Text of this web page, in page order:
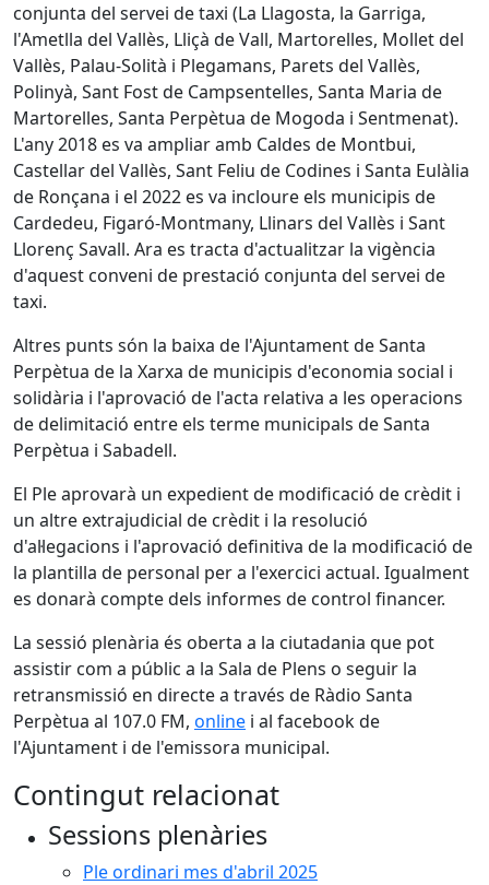
conjunta del servei de taxi (La Llagosta, la Garriga,
l'Ametlla del Vallès, Lliçà de Vall, Martorelles, Mollet del
Vallès, Palau-Solità i Plegamans, Parets del Vallès,
Polinyà, Sant Fost de Campsentelles, Santa Maria de
Martorelles, Santa Perpètua de Mogoda i Sentmenat).
L'any 2018 es va ampliar amb Caldes de Montbui,
Castellar del Vallès, Sant Feliu de Codines i Santa Eulàlia
de Ronçana i el 2022 es va incloure els municipis de
Cardedeu, Figaró-Montmany, Llinars del Vallès i Sant
Llorenç Savall. Ara es tracta d'actualitzar la vigència
d'aquest conveni de prestació conjunta del servei de
taxi.
Altres punts són la baixa de l'Ajuntament de Santa
Perpètua de la Xarxa de municipis d'economia social i
solidària i l'aprovació de l'acta relativa a les operacions
de delimitació entre els terme municipals de Santa
Perpètua i Sabadell.
El Ple aprovarà un expedient de modificació de crèdit i
un altre extrajudicial de crèdit i la resolució
d'al·legacions i l'aprovació definitiva de la modificació de
la plantilla de personal per a l'exercici actual. Igualment
es donarà compte dels informes de control financer.
La sessió plenària és oberta a la ciutadania que pot
assistir com a públic a la Sala de Plens o seguir la
retransmissió en directe a través de Ràdio Santa
Perpètua al 107.0 FM, online i al facebook de
l'Ajuntament i de l'emissora municipal.
Contingut relacionat
Sessions plenàries
Ple ordinari mes d'abril 2025